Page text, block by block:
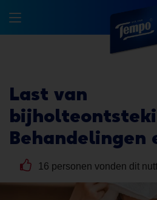
Last van
Behandelingen
16 personen vonden dit